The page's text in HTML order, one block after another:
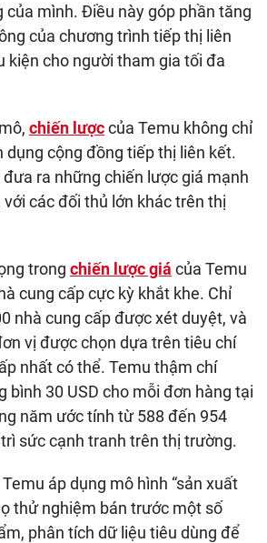
của mình. Điều này góp phần tăng
của chương trình tiếp thị liên
kiện cho người tham gia tối đa
chiến lượccủa Temu không chỉ
dụng cộng đồng tiếp thị liên kết.
ra những chiến lược giá mạnh
các đối thủ lớn khác trên thị
trong chiến lược giá của Temu
cung cấp cực kỳ khắt khe. Chỉ
nhà cung cấp được xét duyệt, và
vị được chọn dựa trên tiêu chí
nhất có thể. Temu thậm chí
bình 30 USD cho mỗi đơn hàng tại
năm ước tính từ 588 đến 954
sức cạnh tranh trên thị trường.
áp dụng mô hình “sản xuất
thử nghiệm bán trước một số
phân tích dữ liệu tiêu dùng để